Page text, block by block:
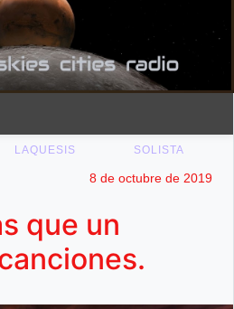
LAQUESIS SOLISTA
8 de octubre de 2019
que un